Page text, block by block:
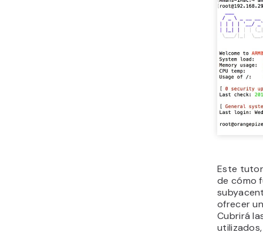
Este
de cómo
ofrecer
Cubrirá